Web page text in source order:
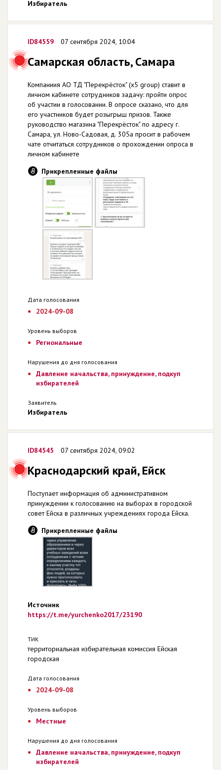
Избиратель
ID84559 07 сентября 2024, 10:04
Самарская область, Самара
Компаниия АО ТД "Перекрёсток" (x5 group) ставит в
личном кабинете сотрудников задачу: пройти опрос
об участии в голосовании. В опросе сказано, что для
его участников будет розыгрыш призов. Также
руководство магазина "Перекрёсток" по адресу г.
Самара, ул. Ново-Садовая, д. 305а просит в рабочем
чате отчитаться сотрудников о прохождении опроса в
личном кабинете
Прикрепленные файлы
Дата голосования
2024-09-08
Уровень выборов
Региональные
Нарушения до дня голосования
Давление начальства, принуждение, подкуп
избирателей
Заявитель
Избиратель
ID84545 07 сентября 2024, 09:02
Краснодарский край, Ейск
Поступает информация об административном
принуждении к голосованию на выборах в городской
совет Ейска в различных учреждениях города Ейска.
Прикрепленные файлы
Источник
https://t.me/yurchenko2017/23190
ТИК
территориальная избирательная комиссия Ейская
городская
Дата голосования
2024-09-08
Уровень выборов
Местные
Нарушения до дня голосования
Давление начальства, принуждение, подкуп
избирателей